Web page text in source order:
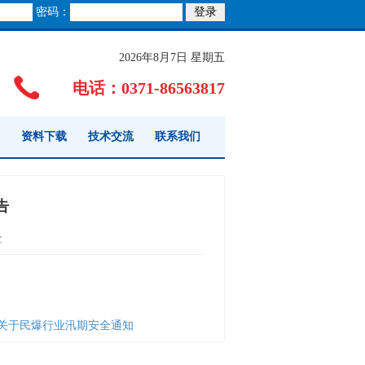
密码：
2026年8月7日 星期五
电话：0371-86563817
资料下载 技术交流 联系我们
于民爆行业汛期安全通知